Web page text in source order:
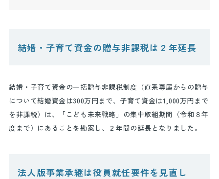
結婚・子育て資金の贈与非課税は２年延長
結婚・子育て資金の一括贈与非課税制度（直系尊属からの贈与
について結婚資金は300万円まで、子育て資金は1,000万円まで
を非課税）は、「こども未来戦略」の集中取組期間（令和８年
度まで）にあることを勘案し、２年間の延長となりました。
法人版事業承継は役員就任要件を見直し